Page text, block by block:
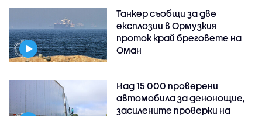
Танкер съобщи за две
експлозии в Ормузкия
проток край бреговете на
Оман
Над 15 000 проверени
автомобила за денонощие,
засилените проверки на